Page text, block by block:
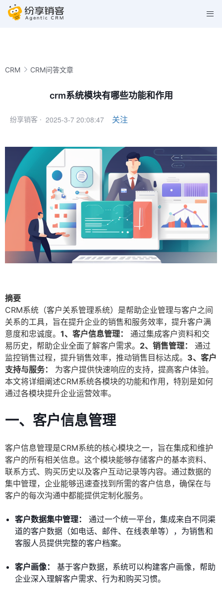
CRM CRM问答文章
crm系统模块有哪些功能和作用
纷享销客 · 2025-3-7 20:08:47 关注
摘要
CRM系统（客户关系管理系统）是帮助企业管理与客户之间
关系的工具，旨在提升企业的销售和服务效率，提升客户满
意度和忠诚度。 1、客户信息管理：
通过集成客户资料和交
易历史，帮助企业全面了解客户需求。 2、销售管理：
通过
监控销售过程，提升销售效率，推动销售目标达成。 3、客户
支持与服务：
为客户提供快速响应的支持，提高客户体验。
本文将详细阐述CRM系统各模块的功能和作用，特别是如何
通过各模块提升企业运营效率。
一、客户信息管理
客户信息管理是CRM系统的核心模块之一，旨在集成和维护
客户的所有相关信息。这个模块能够存储客户的基本资料、
联系方式、购买历史以及客户互动记录等内容。通过数据的
集中管理，企业能够迅速查找到所需的客户信息，确保在与
客户的每次沟通中都能提供定制化服务。
客户数据集中管理：
通过一个统一平台，集成来自不同渠
道的客户数据（如电话、邮件、在线表单等），为销售和
客服人员提供完整的客户档案。
客户画像：
基于客户数据，系统可以构建客户画像，帮助
企业深入理解客户需求、行为和购买习惯。